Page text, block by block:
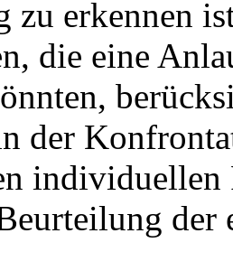
zu erkennen
die eine
der
individuellen
der